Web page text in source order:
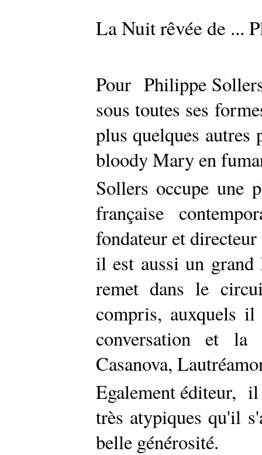
La Nuit rêvée de ...
Pour Philippe
sous toutes ses
plus quelques autres
bloody Mary en
Sollers occupe une
française
fondateur et
il est aussi un
remet dans le
compris, auxquels
conversation et la
Casanova,
Egalement éditeur, il
très atypiques qu'il
belle générosité.